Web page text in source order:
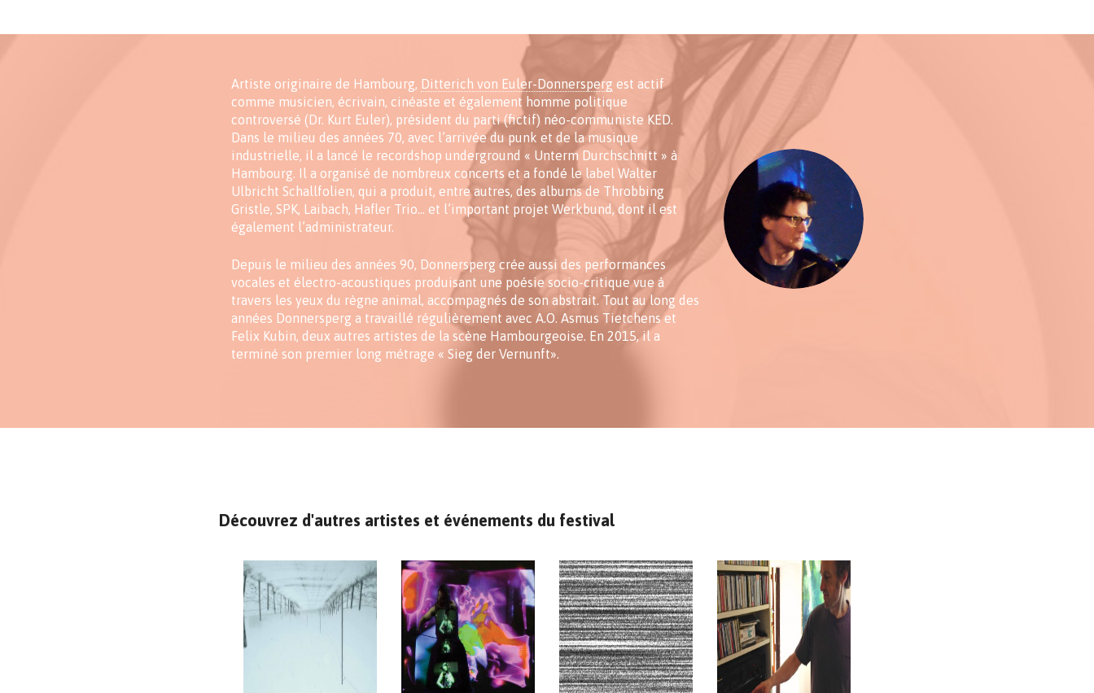
Artiste originaire de Hambourg, Ditterich von Euler-Donnersperg est actif
comme musicien, écrivain, cinéaste et également homme politique
controversé (Dr. Kurt Euler), président du parti (fictif) néo-communiste KED.
Dans le milieu des années 70, avec l’arrivée du punk et de la musique
industrielle, il a lancé le recordshop underground « Unterm Durchschnitt » à
Hambourg. Il a organisé de nombreux concerts et a fondé le label Walter
Ulbricht Schallfolien, qui a produit, entre autres, des albums de Throbbing
Gristle, SPK, Laibach, Hafler Trio… et l’important projet Werkbund, dont il est
également l’administrateur.
Depuis le milieu des années 90, Donnersperg crée aussi des performances
vocales et électro-acoustiques produisant une poésie socio-critique vue à
travers les yeux du règne animal, accompagnés de son abstrait. Tout au long des
années Donnersperg a travaillé régulièrement avec A.O. Asmus Tietchens et
Felix Kubin, deux autres artistes de la scène Hambourgeoise. En 2015, il a
terminé son premier long métrage « Sieg der Vernunft».
Découvrez d'autres artistes et événements du festival